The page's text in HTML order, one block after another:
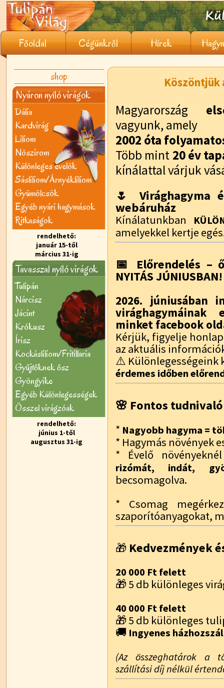
Főoldal Cégünkről Hírek
shop
Nyáron nyíló virágok
Dália
Kardvirág
Liliom
Nõszirom
Különleges évelõk
Sásliliom/Árnyékliliom
Gyümölcsök
Egyéb nyári hagymások
Ritkaságok
rendelhető:
január 15-től
március 31-ig
Tavasszal nyíló virágok
Tulipán
Nárcisz
Jácint
Krókusz
Írisz
Kockásliliom/Fritillaria
Gyűjtőknek ősz
Gyöngyike
Egyéb Különlegességek
Õsszel virágzóak
rendelhető:
június 1-től
augusztus 31-ig
Köszöntjük
Magyarország
vagyunk, amely
2002 óta
Több mint 20 év
kínálattal várjuk
🌷 Virághagyma
webáruház
Kínálatunkban
amelyekkel kertje
📅 Előrendelés –
NYITÁS JÚNIUSBAN!
2026. júniusában
virághagymáinak
minket facebook
Kérjük, figyelje
az aktuális
⚠️ Különlegességeink
érdemes időben
🌸 Fontos
* Nagyobb hagyma =
* Hagymás növények
* Évelő
rizómát, indát,
becsomagolva.
* Csomag
szaporítóanyagokat,
🎁 Kedvezmények
20 000 Ft felett
🎁 5 db különleges
40 000 Ft felett
🎁 5 db különleges
🚚 Ingyenes
(Az összeghatárok a
szállítási díj nélkül